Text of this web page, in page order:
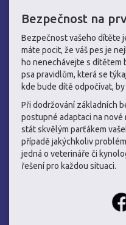
Bezpečnost na
Bezpečnost vašeho dítěte
máte pocit, že váš pes je
ho nenechávejte s
psa pravidlům, která se
kde bude dítě odpočívat,
Při dodržování základních
postupné adaptaci na nové
stát skvělým parťákem
případě jakýchkoliv
jedná o veterináře či
řešení pro každou situaci.